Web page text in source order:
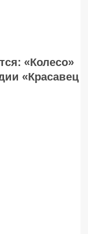
«Колесо»
«Красавец